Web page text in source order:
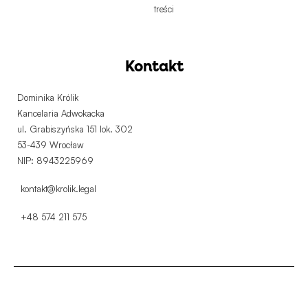
treści
Kontakt
Dominika Królik
Kancelaria Adwokacka
ul. Grabiszyńska 151 lok. 302
53-439 Wrocław
NIP: 8943225969
kontakt@krolik.legal
+48 574 211 575